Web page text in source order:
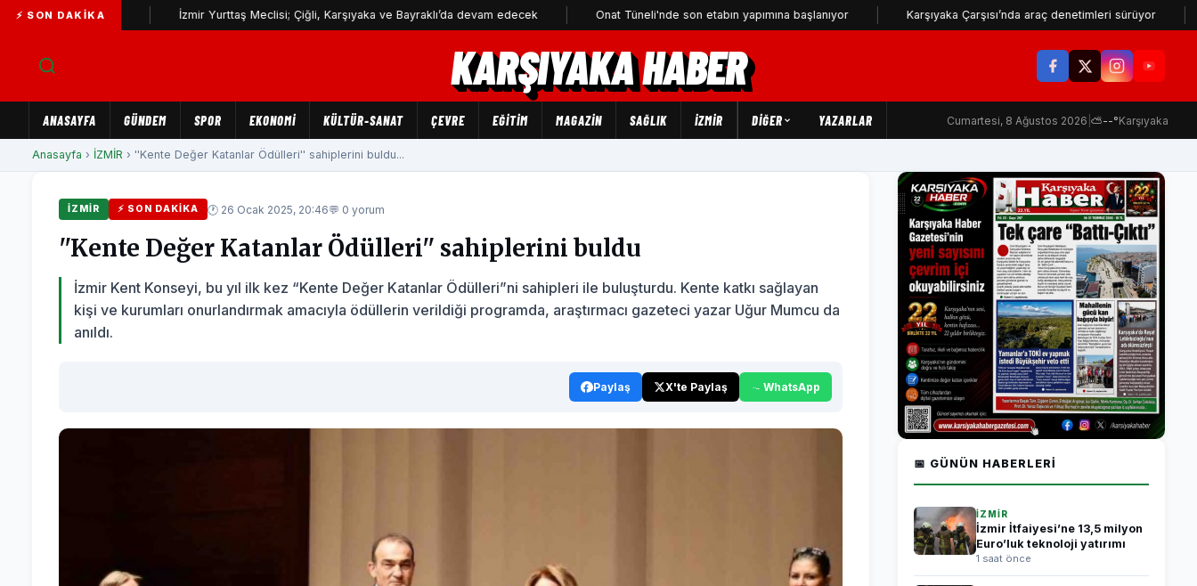
⚡ SON DAKIKA
yatırımı İzmir Yurttaş Meclisi; Çiğli, Karşıyaka ve Bayraklı’da devam edecek Onat Tüneli'nde son etabın yapımına başlanıyor Karşıyaka Çarşısı’nda araç denetimleri sürüyor
KARŞIYAKA HABER
ANASAYFA GÜNDEM SPOR EKONOMİ KÜLTÜR-SANAT ÇEVRE EĞİTİM MAGAZİN SAĞLIK İZMİR DIĞER YAZARLAR Cumartesi, 8 Ağustos 2026 ⛅--°Karşıyaka
Anasayfa › İZMİR › ''Kente Değer Katanlar Ödülleri'' sahiplerini buldu...
İZMİR ⚡ SON DAKIKA 🕐 26 Ocak 2025, 20:46💬 0 yorum
''Kente Değer Katanlar Ödülleri'' sahiplerini buldu
İzmir Kent Konseyi, bu yıl ilk kez “Kente Değer Katanlar Ödülleri”ni sahipleri ile buluşturdu. Kente katkı sağlayan
kişi ve kurumları onurlandırmak amacıyla ödüllerin verildiği programda, araştırmacı gazeteci yazar Uğur Mumcu da
anıldı.
Paylaş X'te Paylaş WhatsApp
📅 GÜNÜN HABERLERI
İZMİR
İzmir İtfaiyesi’ne 13,5 milyon
Euro’luk teknoloji yatırımı
1 saat önce